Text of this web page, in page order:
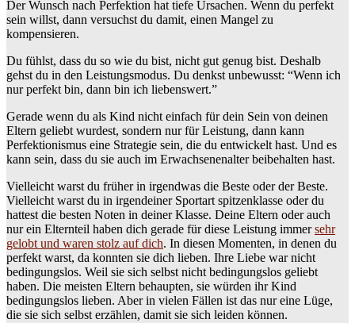
Der Wunsch nach Perfektion hat tiefe Ursachen. Wenn du perfekt
sein willst, dann versuchst du damit, einen Mangel zu
kompensieren.
Du fühlst, dass du so wie du bist, nicht gut genug bist. Deshalb
gehst du in den Leistungsmodus. Du denkst unbewusst: “Wenn ich
nur perfekt bin, dann bin ich liebenswert.”
Gerade wenn du als Kind nicht einfach für dein Sein von deinen
Eltern geliebt wurdest, sondern nur für Leistung, dann kann
Perfektionismus eine Strategie sein, die du entwickelt hast. Und es
kann sein, dass du sie auch im Erwachsenenalter beibehalten hast.
Vielleicht warst du früher in irgendwas die Beste oder der Beste.
Vielleicht warst du in irgendeiner Sportart spitzenklasse oder du
hattest die besten Noten in deiner Klasse. Deine Eltern oder auch
nur ein Elternteil haben dich gerade für diese Leistung immersehr
gelobt und waren stolz auf dich. In diesen Momenten, in denen du
perfekt warst, da konnten sie dich lieben. Ihre Liebe war nicht
bedingungslos. Weil sie sich selbst nicht bedingungslos geliebt
haben. Die meisten Eltern behaupten, sie würden ihr Kind
bedingungslos lieben. Aber in vielen Fällen ist das nur eine Lüge,
die sie sich selbst erzählen, damit sie sich leiden können.